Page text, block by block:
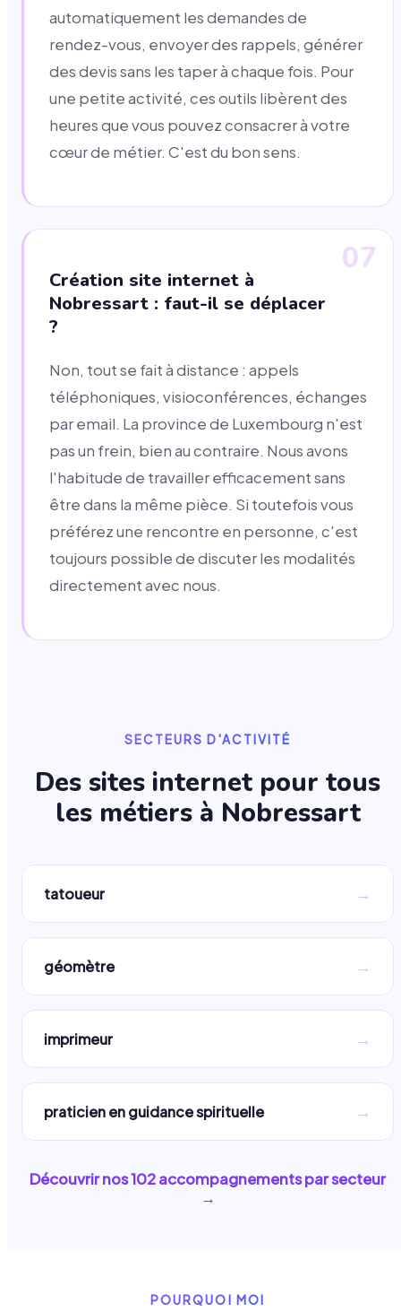
automatiquement les demandes de
rendez-vous, envoyer des rappels, générer
des devis sans les taper à chaque fois. Pour
une petite activité, ces outils libèrent des
heures que vous pouvez consacrer à votre
cœur de métier. C'est du bon sens.
07
Création site internet à
Nobressart : faut-il se déplacer
?
Non, tout se fait à distance : appels
téléphoniques, visioconférences, échanges
par email. La province de Luxembourg n'est
pas un frein, bien au contraire. Nous avons
l'habitude de travailler efficacement sans
être dans la même pièce. Si toutefois vous
préférez une rencontre en personne, c'est
toujours possible de discuter les modalités
directement avec nous.
SECTEURS D'ACTIVITÉ
Des sites internet pour tous
les métiers à Nobressart
tatoueur →
géomètre →
imprimeur →
praticien en guidance spirituelle →
Découvrir nos102accompagnements par secteur
→
POURQUOI MOI